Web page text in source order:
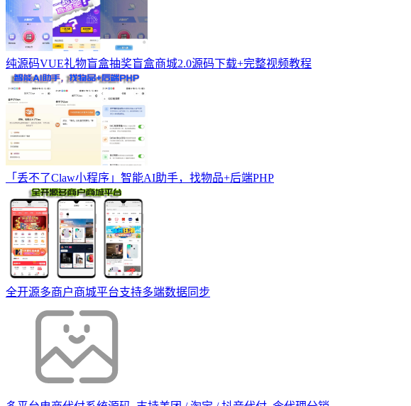
纯源码VUE礼物盲盒抽奖盲盒商城2.0源码下载+完整视频教程
「丢不了Claw小程序」智能AI助手，找物品+后端PHP
全开源多商户商城平台支持多端数据同步